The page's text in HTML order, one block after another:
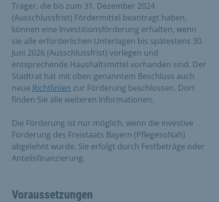
Träger, die bis zum 31. Dezember 2024
(Ausschlussfrist) Fördermittel beantragt haben,
können eine Investitionsförderung erhalten, wenn
sie alle erforderlichen Unterlagen bis spätestens 30.
Juni 2026 (Ausschlussfrist) vorlegen und
entsprechende Haushaltsmittel vorhanden sind. Der
Stadtrat hat mit oben genanntem Beschluss auch
neue Richtlinien zur Förderung beschlossen. Dort
finden Sie alle weiteren Informationen.
Die Förderung ist nur möglich, wenn die investive
Förderung des Freistaats Bayern (PflegesoNah)
abgelehnt wurde. Sie erfolgt durch Festbeträge oder
Anteilsfinanzierung.
Voraussetzungen